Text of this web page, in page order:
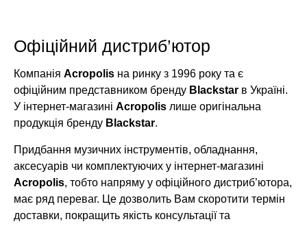
Офіційний дистриб’ютор
Компанія Acropolis на ринку з 1996 року та є
офіційним представником бренду Blackstar в Україні.
У інтернет-магазині Acropolis лише оригінальна
продукція бренду Blackstar.
Придбання музичних інструментів, обладнання,
аксесуарів чи комплектуючих у інтернет-магазині
Acropolis, тобто напряму у офіційного дистриб’ютора,
має ряд переваг. Це дозволить Вам скоротити термін
доставки, покращить якість консультації та